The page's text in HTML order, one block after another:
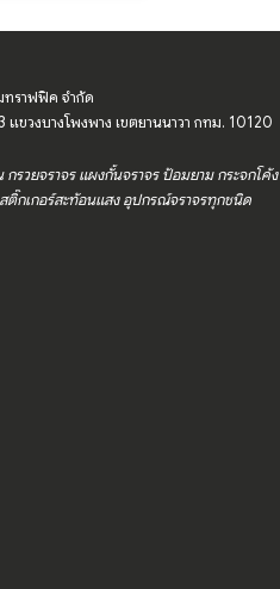
ราฟฟิค จำกัด
ขวงบางโพงพาง เขตยานนาวา กทม. 10120
รวยจราจร แผงกั้นจราจร ป้อมยาม กระจกโค้ง
ติ๊กเกอร์สะท้อนแสง อุปกรณ์จราจรทุกชนิด